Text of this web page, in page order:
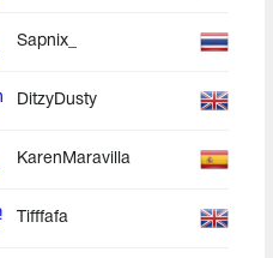
Sapnix_
DitzyDusty
KarenMaravilla
Tifffafa